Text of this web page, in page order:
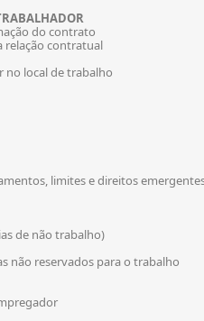
do contrato
relação contratual
no local de trabalho
limites e direitos
de não trabalho)
não reservados para o trabalho